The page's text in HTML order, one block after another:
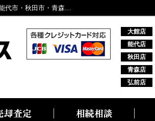
大館市小館花の物件一覧｜大館市・能代市・秋田市・青森市・弘前市の不動産情報なら株式会社リブエス
大館店
能代店
秋田店
青森店
弘前店